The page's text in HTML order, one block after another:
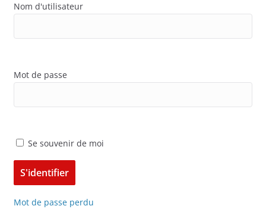
Nom d'utilisateur
Mot de passe
Se souvenir de moi
Mot de passe perdu